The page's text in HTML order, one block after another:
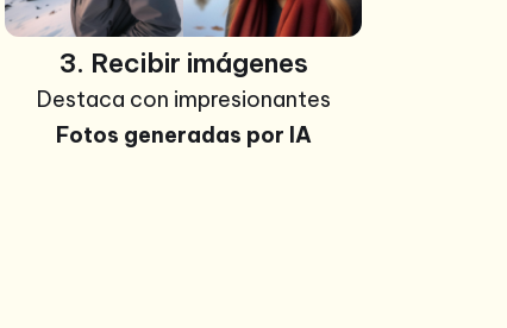
3. Recibir imágenes
Destaca con impresionantes
Fotos generadas por IA